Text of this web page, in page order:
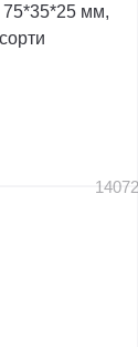
75*35*25 мм,